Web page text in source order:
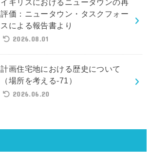
イギリスにおけるニュータウンの再
評価：ニュータウン・タスクフォー
スによる報告書より
2026.08.01
計画住宅地における歴史について
（場所を考える-71）
2026.06.20